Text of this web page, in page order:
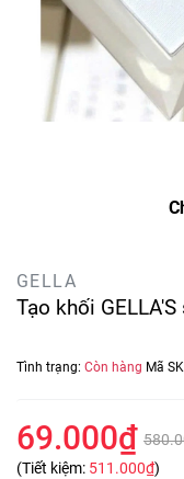
GELLA
Tạo khối
Tình trạng: Còn hàng Mã
69.000₫
(Tiết kiệm: 511.000₫)